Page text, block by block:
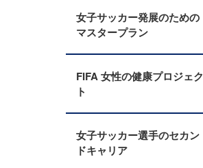
女子サッカー発展のための
マスタープラン
FIFA 女性の健康プロジェク
ト
女子サッカー選手のセカン
ドキャリア